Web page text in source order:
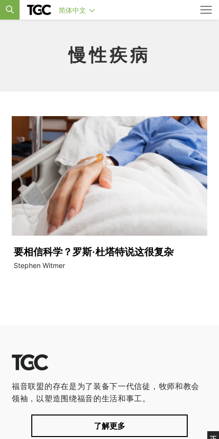
简体中文
慢性疾病
要相信科学？罗斯·杜塔特说这很复杂
Stephen Witmer
福音联盟的存在是为了装备下一代信徒，牧师和教会
领袖，以塑造围绕福音的生活和事工。
了解更多